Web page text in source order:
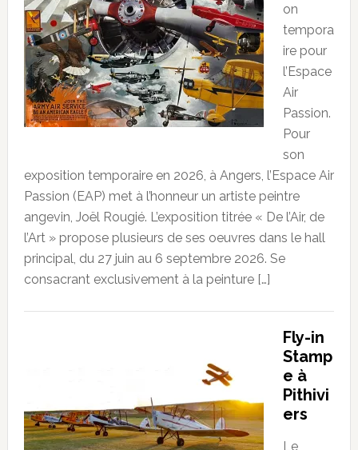
on
tempora
ire pour
l’Espace
Air
Passion.
Pour
son
exposition temporaire en 2026, à Angers, l’Espace Air
Passion (EAP) met à l’honneur un artiste peintre
angevin, Joël Rougié. L’exposition titrée « De l’Air, de
l’Art » propose plusieurs de ses oeuvres dans le hall
principal, du 27 juin au 6 septembre 2026. Se
consacrant exclusivement à la peinture […]
Fly-in
Stamp
e à
Pithivi
ers
Le